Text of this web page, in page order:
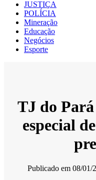
JUSTIÇA
POLÍCIA
Mineração
Educação
Negócios
Esporte
TJ do
especial
Publicado em 08/01/